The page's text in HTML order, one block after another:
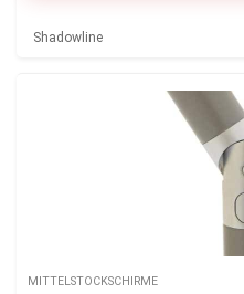
Shadowline
MITTELSTOCKSCHIRME